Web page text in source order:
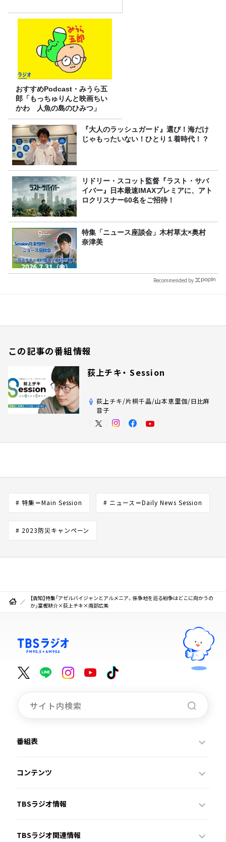
おすすめPodcast・みうら五
郎「もっちゅりんと映画ちい
かわ 人魚の島のひみつ」
『大人のラッシュガード』選び！海だけ
じゃもったいない！ひとり１着時代！？
リドリー・スコット監督『ラスト・サバ
イバー』日本最速IMAXプレミアに、アト
ロクリスナー60名をご招待！
特集「ニュース座談会」木村草太×奥村
奈津美
Recommended by
この記事の番組情報
荻上チキ・ Session
荻上チキ/片桐千晶/山本恵里伽/日比麻
音子
# 特集＝Main Session # ニュース＝Daily News Session
# 2023防災キャンペーン
【告知】特集「アゼルバイジャンとアルメニア。係争地を巡る紛争はどこに向かうの
か」富樫耕介×荻上チキ×南部広美
番組表
コンテンツ
TBSラジオ情報
TBSラジオ関連情報